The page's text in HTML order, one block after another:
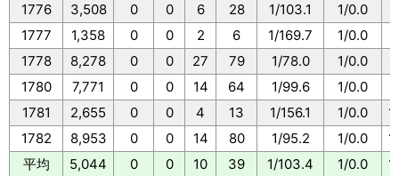
1776
3,508 0 0 6 28 1/103.1 1/0.0
1777
1,358 0 0 2 6 1/169.7 1/0.0
1778
8,278 0 0 27 79 1/78.0 1/0.0
1780
7,771 0 0 14 64 1/99.6 1/0.0
1781
2,655 0 0 4 13 1/156.1 1/0.0
1782
8,953 0 0 14 80 1/95.2 1/0.0
平均
5,044 0 0 10 39 1/103.4 1/0.0